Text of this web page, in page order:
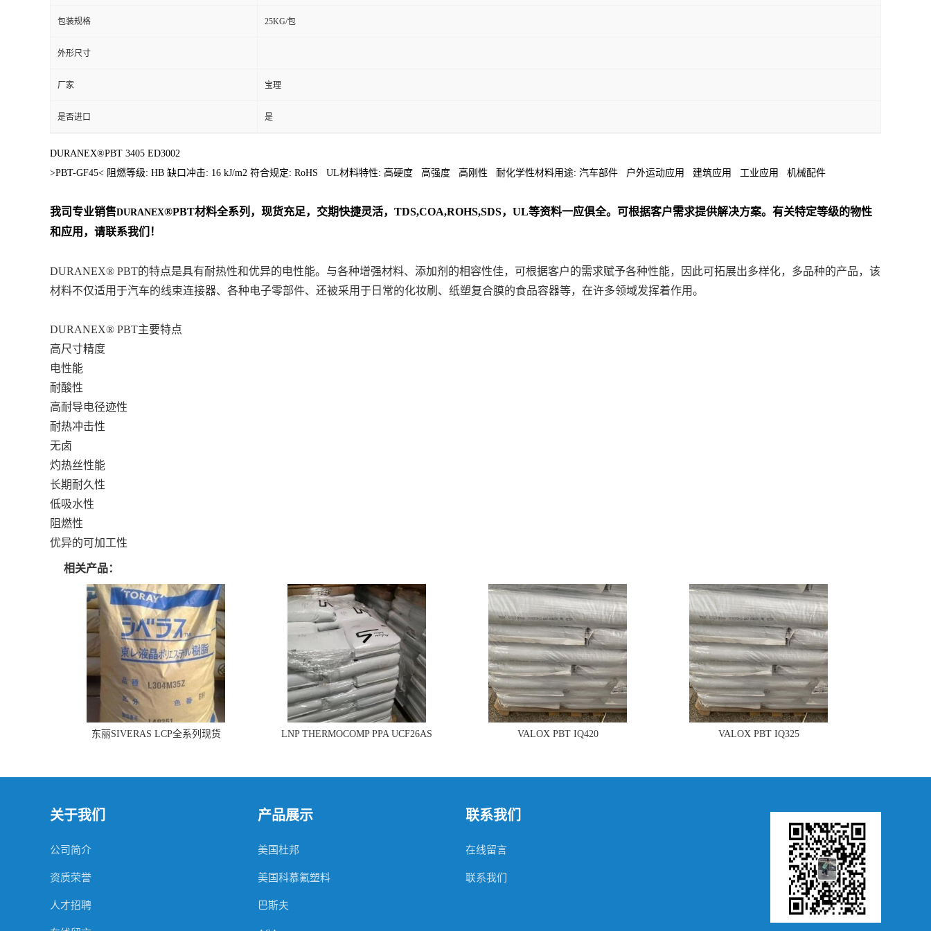
包装规格 25KG/包
外形尺寸
厂家 宝理
是否进口 是
DURANEX®PBT 3405 ED3002
>PBT-GF45< 阻燃等级: HB 缺口冲击: 16 kJ/m2 符合规定: RoHS UL材料特性: 高硬度 高强度 高刚性 耐化学性材料用途: 汽车部件 户外运动应用 建筑应用 工业应用 机械配件
我司专业销售DURANEX®PBT材料全系列 ，现货充足，交期快捷灵活，TDS,COA,ROHS,SDS，UL等资料一应俱全。可根据客户需求提供解决方案。 有关特定等级的物性
和应用，请联系我们！
DURANEX® PBT的特点是具有耐热性和优异的电性能。与各种增强材料、添加剂的相容性佳，可根据客户的需求赋予各种性能，因此可拓展出多样化，多品种的产品，该
材料不仅适用于汽车的线束连接器、各种电子零部件、还被采用于日常的化妆刷、纸塑复合膜的食品容器等，在许多领域发挥着作用。
DURANEX® PBT主要特点
高尺寸精度
电性能
耐酸性
高耐导电径迹性
耐热冲击性
无卤
灼热丝性能
长期耐久性
低吸水性
阻燃性
优异的可加工性
相关产品：
东丽SIVERAS LCP全系列现货 LNP THERMOCOMP PPA UCF26AS VALOX PBT IQ420 VALOX PBT IQ325
关于我们
公司简介
资质荣誉
人才招聘
产品展示
美国杜邦
美国科慕氟塑料
巴斯夫
联系我们
在线留言
联系我们